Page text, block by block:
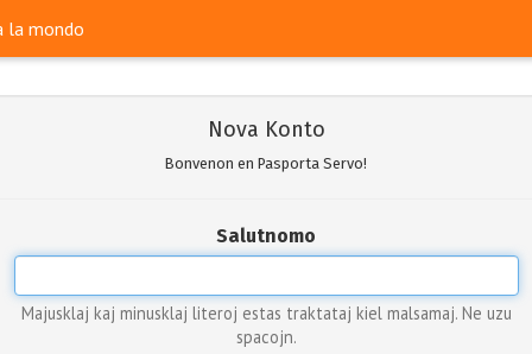
la mondo
Nova Konto
Bonvenon en Pasporta Servo!
Salutnomo
Majusklaj kaj minusklaj literoj estas traktataj kiel malsamaj. Ne uzu
spacojn.